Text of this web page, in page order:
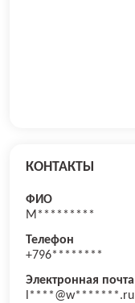
КОНТАКТЫ
ФИО
М*********
Телефон
+796********
Электронная почта
l****@w*******.ru